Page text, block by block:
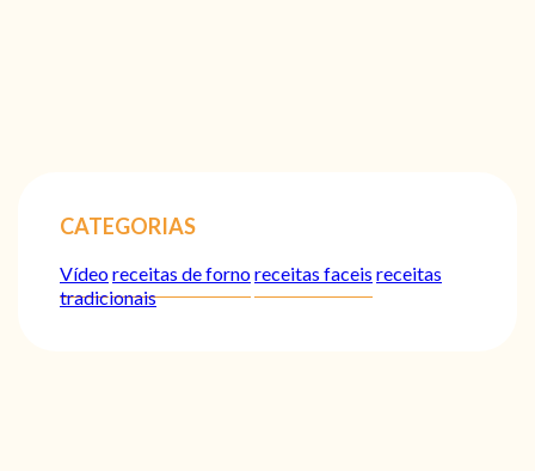
CATEGORIAS
Vídeoreceitas de fornoreceitas faceis receitas
tradicionais